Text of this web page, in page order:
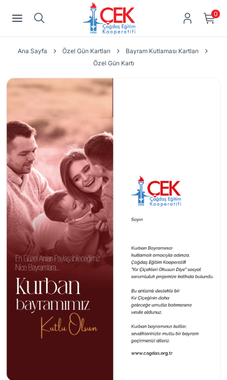
0
Ana Sayfa Özel Gün Kartları
Bayram Kutlaması Kartları
Özel Gün Kartı